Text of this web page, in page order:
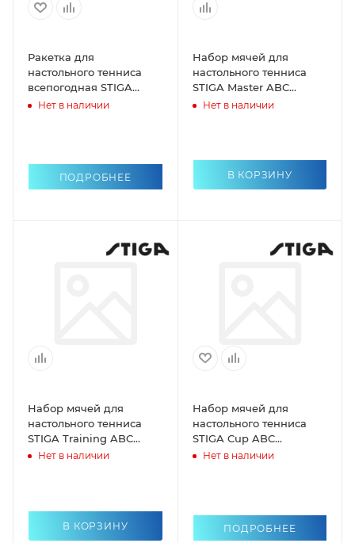
Ракетка для
настольного тенниса
всепогодная STIGA
Seasons Flow
Нет в наличии
ПОДРОБНЕЕ
Набор мячей для
настольного тенниса
STIGA Master ABC
1*6шт/40мм белый
Нет в наличии
В КОРЗИНУ
Набор мячей для
настольного тенниса
STIGA Training ABC
6шт/40мм белый
Нет в наличии
В КОРЗИНУ
Набор мячей для
настольного тенниса
STIGA Cup ABC
6шт/40мм
Нет в наличии
ПОДРОБНЕЕ